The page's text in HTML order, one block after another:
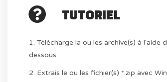
TUTORIEL
1. Télécharge la ou les archive(s) à l'aide
dessous.
2. Extrais le ou les fichier(s) *.zip avec